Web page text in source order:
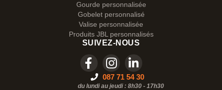
Gourde personnalisée
Gobelet personnalisé
Valise personnalisée
Produits JBL personnalisés
SUIVEZ-NOUS
087 71 54 30
du lundi au jeudi : 8h30 - 17h30